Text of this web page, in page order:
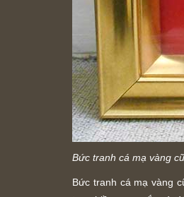
Bức tranh cá mạ vàng
Bức tranh cá mạ vàng